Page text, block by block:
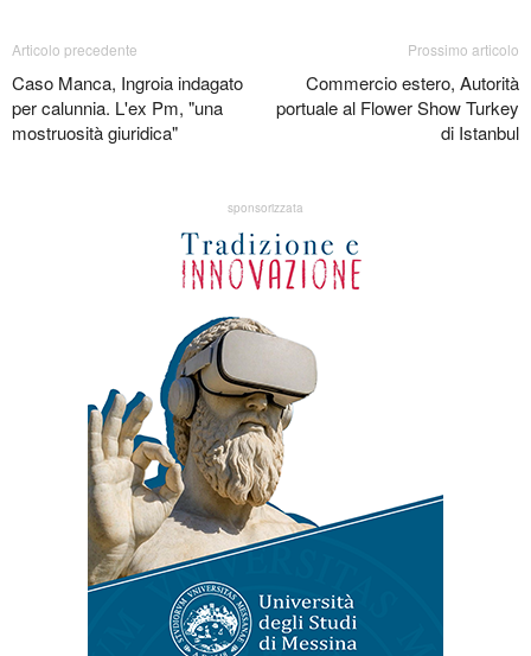
Articolo precedente
Caso Manca, Ingroia indagato
per calunnia. L'ex Pm, "una
mostruosità giuridica"
Prossimo articolo
Commercio estero, Autorità
portuale al Flower Show Turkey
di Istanbul
sponsorizzata